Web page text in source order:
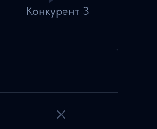
Конкурент 3